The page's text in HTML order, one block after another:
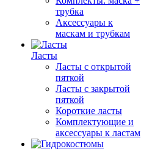
трубка
Аксессуары к
маскам и трубкам
Ласты
Ласты с открытой
пяткой
Ласты с закрытой
пяткой
Короткие ласты
Комплектующие и
аксессуары к ластам